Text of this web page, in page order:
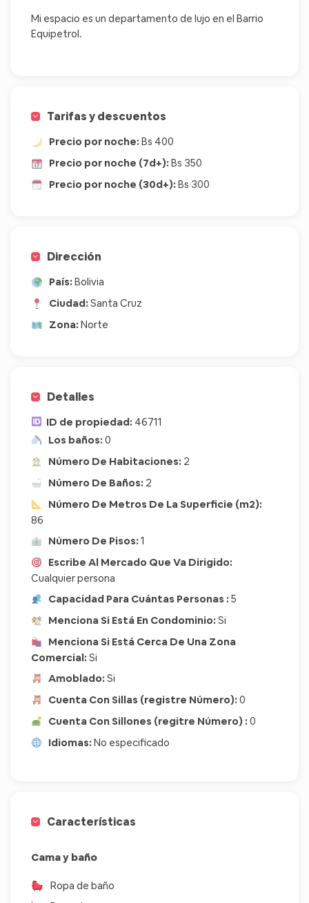
Mi espacio es un departamento de lujo en el Barrio
Equipetrol.
Tarifas y descuentos
Precio por noche: Bs 400
Precio por noche (7d+): Bs 350
Precio por noche (30d+): Bs 300
Dirección
País:Bolivia
Ciudad:Santa Cruz
Zona:Norte
Detalles
ID de propiedad: 46711
Los baños: 0
Número De Habitaciones: 2
Número De Baños: 2
Número De Metros De La Superficie (m2):
86
Número De Pisos: 1
Escribe Al Mercado Que Va Dirigido:
Cualquier persona
Capacidad Para Cuántas Personas : 5
Menciona Si Está En Condominio: Si
Menciona Si Está Cerca De Una Zona
Comercial: Si
Amoblado: Si
Cuenta Con Sillas (registre Número): 0
Cuenta Con Sillones (regitre Número) : 0
Idiomas:No especificado
Características
Cama y baño
Ropa de baño